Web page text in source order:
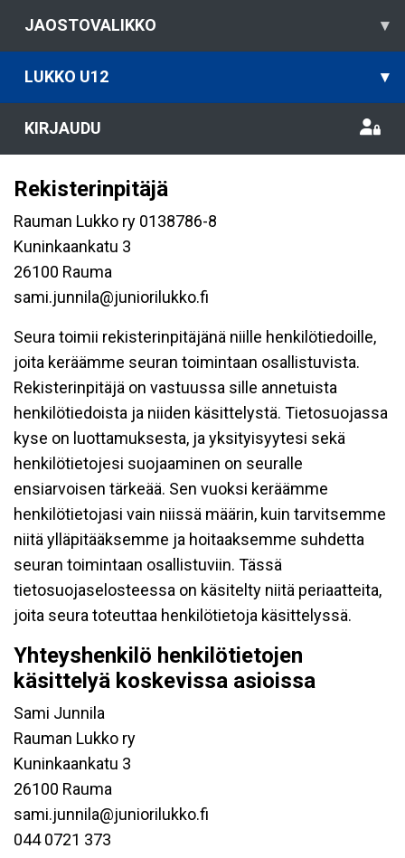
JAOSTOVALIKKO ▾
LUKKO U12 ▾
KIRJAUDU
Rekisterinpitäjä
Rauman Lukko ry 0138786-8
Kuninkaankatu 3
26100 Rauma
sami.junnila@juniorilukko.fi
Seura toimii rekisterinpitäjänä niille henkilötiedoille,
joita keräämme seuran toimintaan osallistuvista.
Rekisterinpitäjä on vastuussa sille annetuista
henkilötiedoista ja niiden käsittelystä. Tietosuojassa
kyse on luottamuksesta, ja yksityisyytesi sekä
henkilötietojesi suojaaminen on seuralle
ensiarvoisen tärkeää. Sen vuoksi keräämme
henkilötietojasi vain niissä määrin, kuin tarvitsemme
niitä ylläpitääksemme ja hoitaaksemme suhdetta
seuran toimintaan osallistuviin. Tässä
tietosuojaselosteessa on käsitelty niitä periaatteita,
joita seura toteuttaa henkilötietoja käsittelyssä.
Yhteyshenkilö henkilötietojen
käsittelyä koskevissa asioissa
Sami Junnila
Rauman Lukko ry
Kuninkaankatu 3
26100 Rauma
sami.junnila@juniorilukko.fi
044 0721 373